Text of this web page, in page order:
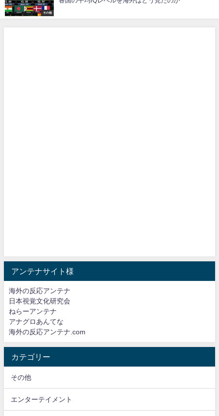
その他
アンテナサイト様
海外の反応アンテナ
日本視覚文化研究会
ねらーアンテナ
アナグロあんてな
海外の反応アンテナ.com
カテゴリー
その他
エンターテイメント